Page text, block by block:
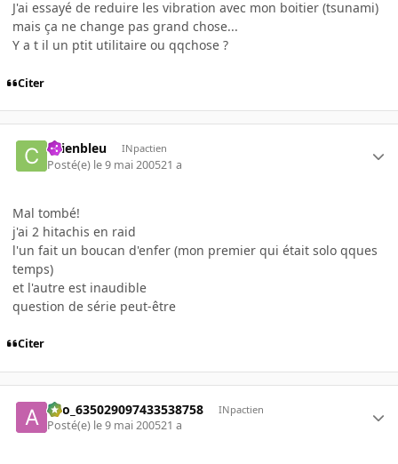
J'ai essayé de reduire les vibration avec mon boitier (tsunami)
mais ça ne change pas grand chose...
Y a t il un ptit utilitaire ou qqchose ?
Citer
chienbleu INpactien
Posté(e) le 9 mai 200521 a
Mal tombé!
j'ai 2 hitachis en raid
l'un fait un boucan d'enfer (mon premier qui était solo qques
temps)
et l'autre est inaudible
question de série peut-être
Citer
ano_635029097433538758 INpactien
Posté(e) le 9 mai 200521 a